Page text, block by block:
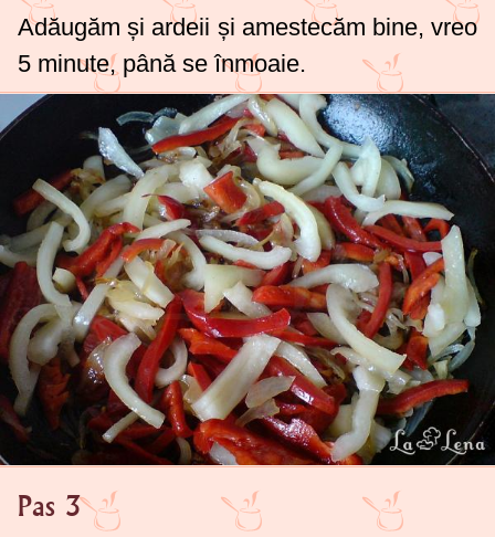
Adăugăm și ardeii și amestecăm bine, vreo
5 minute, până se înmoaie.
Pas 3